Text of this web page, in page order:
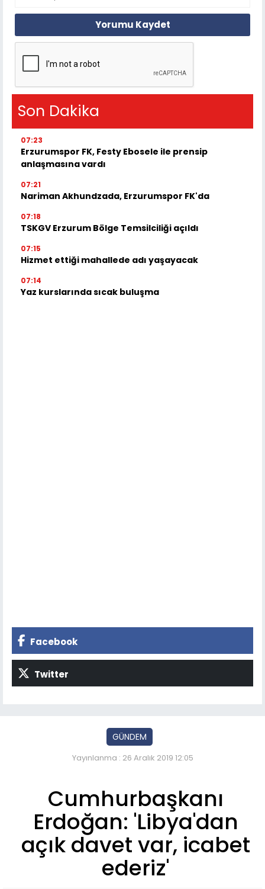
Yorumu Kaydet
Son Dakika
07:23
Erzurumspor FK, Festy Ebosele ile prensip
anlaşmasına vardı
07:21
Nariman Akhundzada, Erzurumspor FK'da
07:18
TSKGV Erzurum Bölge Temsilciliği açıldı
07:15
Hizmet ettiği mahallede adı yaşayacak
07:14
Yaz kurslarında sıcak buluşma
Facebook
Twitter
GÜNDEM
Yayınlanma : 26 Aralık 2019 12:05
Cumhurbaşkanı
Erdoğan: 'Libya'dan
açık davet var, icabet
ederiz'